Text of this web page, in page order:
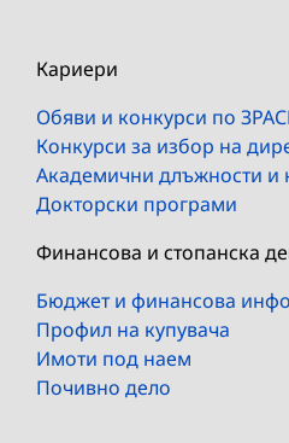
Кариери
Обяви и конкурси по
Конкурси за избор на
Академични длъжности и
Докторски програми
Финансова и стопанска
Бюджет и финансова
Профил на купувача
Имоти под наем
Почивно дело